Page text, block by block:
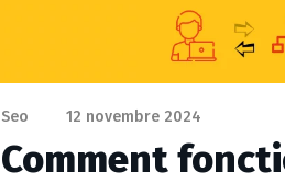
Seo 12 novembre 2024
Comment